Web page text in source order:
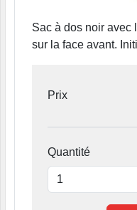
Sac à dos noir avec
sur la face avant.
Prix
Quantité